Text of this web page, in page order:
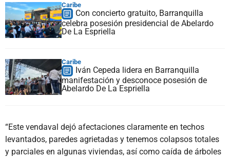
Caribe
Con concierto gratuito, Barranquilla
celebra posesión presidencial de Abelardo
De La Espriella
Caribe
Iván Cepeda lidera en Barranquilla
manifestación y desconoce posesión de
Abelardo De La Espriella
“Este vendaval dejó afectaciones claramente en techos
levantados, paredes agrietadas y tenemos colapsos totales
y parciales en algunas viviendas, así como caída de árboles